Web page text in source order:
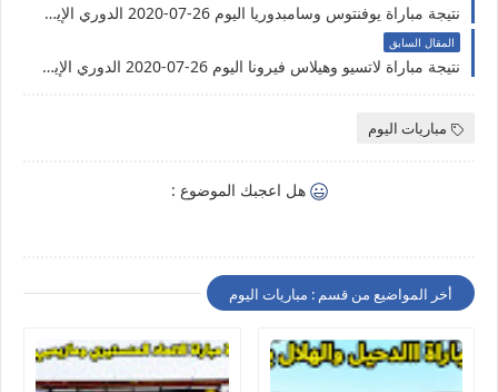
نتيجة مباراة يوفنتوس وسامبدوريا اليوم 26-07-2020 الدوري الإيطالي
المقال السابق
نتيجة مباراة لاتسيو وهيلاس فيرونا اليوم 26-07-2020 الدوري الإيطالي
مباريات اليوم
هل اعجبك الموضوع :
أخر المواضيع من قسم : مباريات اليوم